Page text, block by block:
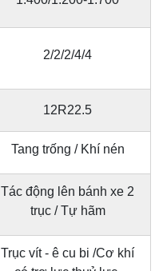
2/2/2/4/4
12R22.5
Tang trống / Khí nén
Tác động lên bánh xe 2
trục / Tự hãm
Trục vít - ê cu bi /Cơ khí